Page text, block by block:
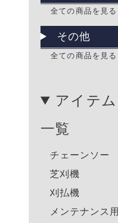
全ての商品を見る
その他
全ての商品を見る
アイテム
一覧
チェーンソー
芝刈機
刈払機
メンテナンス用